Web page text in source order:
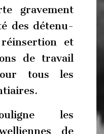
gravement
des détenu-
et
de travail
tous les
les
de